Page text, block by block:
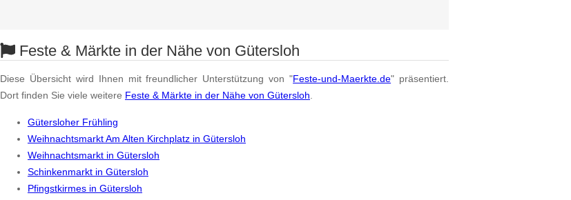
Feste & Märkte in der Nähe von Gütersloh
Diese Übersicht wird Ihnen mit freundlicher Unterstützung von "Feste-und-Maerkte.de" präsentiert.
Dort finden Sie viele weitere Feste & Märkte in der Nähe von Gütersloh.
Gütersloher Frühling
Weihnachtsmarkt Am Alten Kirchplatz in Gütersloh
Weihnachtsmarkt in Gütersloh
Schinkenmarkt in Gütersloh
Pfingstkirmes in Gütersloh